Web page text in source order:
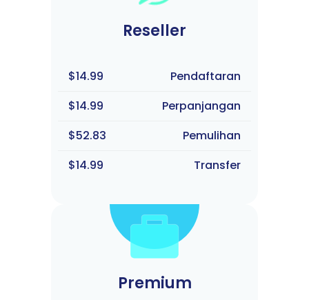
Reseller
$14.99
Pendaftaran
$14.99
Perpanjangan
$52.83
Pemulihan
$14.99
Transfer
Premium